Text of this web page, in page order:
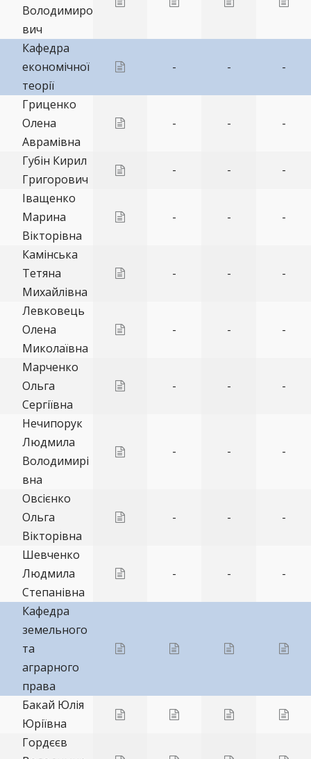
Володимиро
вич
Кафедра
економічної
теорії
- - -
Гриценко
Олена
Аврамівна
- - -
Губін Кирил
Григорович
- -
-
Іващенко
Марина
Вікторівна
- - -
Камінська
Тетяна
Михайлівна
- - -
Левковець
Олена
Миколаївна
- - -
Марченко
Ольга
Сергіївна
- - -
Нечипорук
Людмила
Володимирі
вна
- - -
Овсієнко
Ольга
Вікторівна
- - -
Шевченко
Людмила
Степанівна
- - -
Кафедра
земельного
та
аграрного
права
Бакай Юлія
Юріївна
Гордєєв